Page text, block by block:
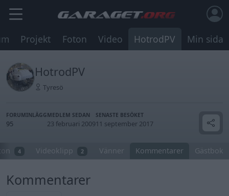
Projekt Foton Video HotrodPV Min sida
HotrodPV
Tyresö
FORUMINLÄGG
95
MEDLEM SEDAN
23 februari 2009
SENASTE BESÖKET
11 september 2017
4 Videoklipp 2 Vänner Kommentarer Gästbok
Kommentarer